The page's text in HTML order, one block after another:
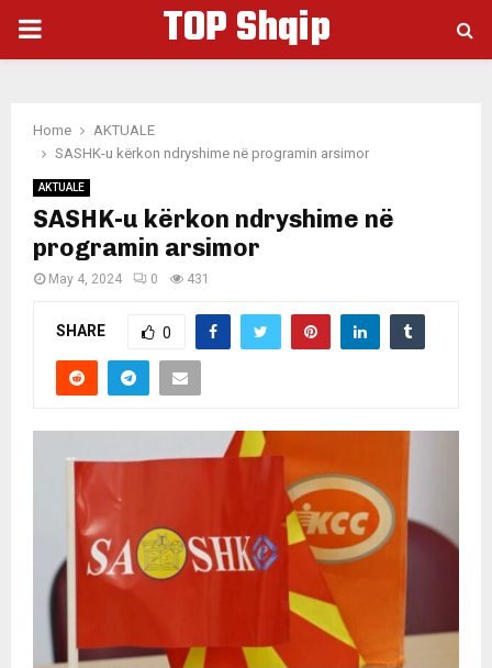
PRIMARY
TOP Shqip
Home
AKTUALE
SASHK-u kërkon ndryshime në programin arsimor
AKTUALE
SASHK-u kërkon ndryshime në
programin arsimor
May 4, 2024 0 431
SHARE 0